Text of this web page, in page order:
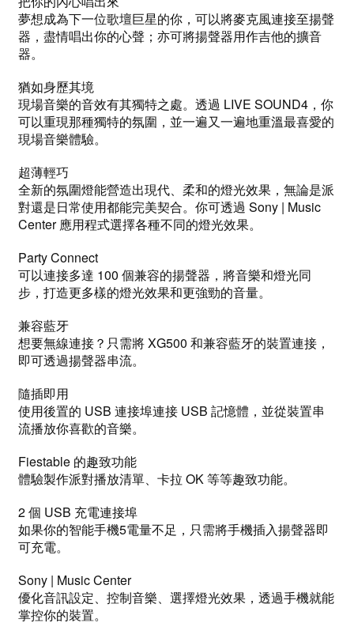
夢想成為下一位歌壇巨星的你，可以將麥克風連接至揚聲
器，盡情唱出你的心聲；亦可將揚聲器用作吉他的擴音
器。
猶如身歷其境
現場音樂的音效有其獨特之處。透過 LIVE SOUND4，你
可以重現那種獨特的氛圍，並一遍又一遍地重溫最喜愛的
現場音樂體驗。
超薄輕巧
全新的氛圍燈能營造出現代、柔和的燈光效果，無論是派
對還是日常使用都能完美契合。你可透過 Sony | Music
Center 應用程式選擇各種不同的燈光效果。
Party Connect
可以連接多達 100 個兼容的揚聲器，將音樂和燈光同
步，打造更多樣的燈光效果和更強勁的音量。
兼容藍牙
想要無線連接？只需將 XG500 和兼容藍牙的裝置連接，
即可透過揚聲器串流。
隨插即用
使用後置的 USB 連接埠連接 USB 記憶體，並從裝置串
流播放你喜歡的音樂。
Fiestable 的趣致功能
體驗製作派對播放清單、卡拉 OK 等等趣致功能。
2 個 USB 充電連接埠
如果你的智能手機5電量不足，只需將手機插入揚聲器即
可充電。
Sony | Music Center
優化音訊設定、控制音樂、選擇燈光效果，透過手機就能
掌控你的裝置。